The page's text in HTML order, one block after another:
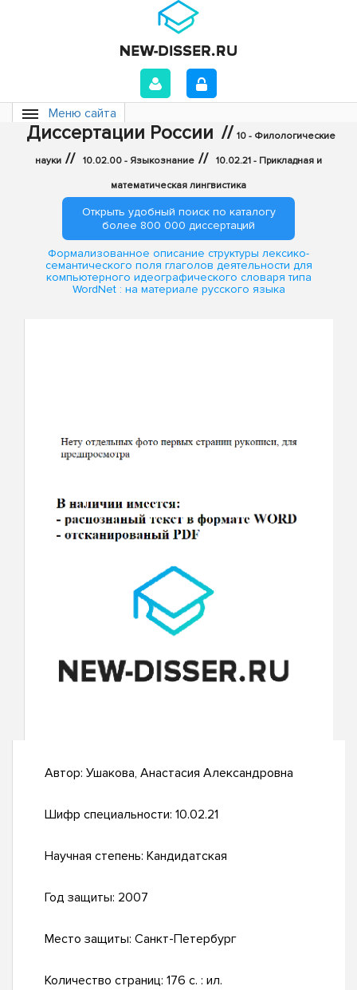
Меню сайта
Диссертации России // 10 - Филологические
науки // 10.02.00 - Языкознание // 10.02.21 - Прикладная и
математическая лингвистика
Открыть удобный поиск по каталогу
более 800 000 диссертаций
Формализованное описание структуры лексико-
семантического поля глаголов деятельности для
компьютерного идеографического словаря типа
WordNet : на материале русского языка
Автор: Ушакова, Анастасия Александровна
Шифр специальности: 10.02.21
Научная степень: Кандидатская
Год защиты: 2007
Место защиты: Санкт-Петербург
Количество страниц: 176 с. : ил.